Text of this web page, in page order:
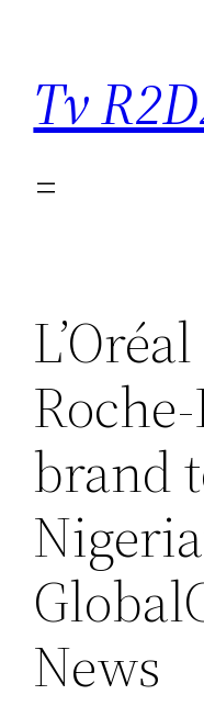
conteúdo
Tv
brand
News